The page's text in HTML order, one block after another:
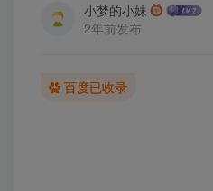
小梦的小妹
2年前发布
百度已收录